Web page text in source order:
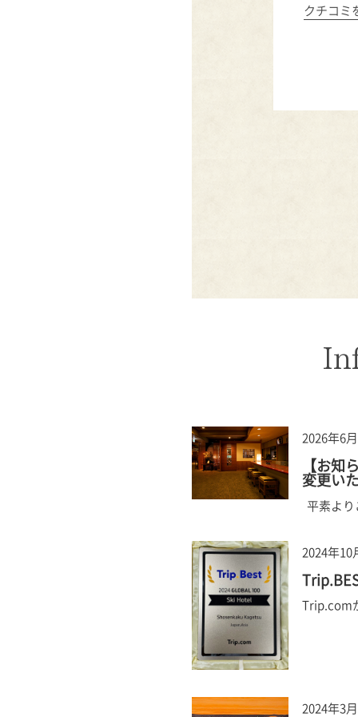
クチコミ
2026年6
【お知
変更い
平素よ
2024年10
Trip.com
2024年3